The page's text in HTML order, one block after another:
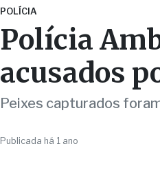
Polícia
acusados
Peixes capturados